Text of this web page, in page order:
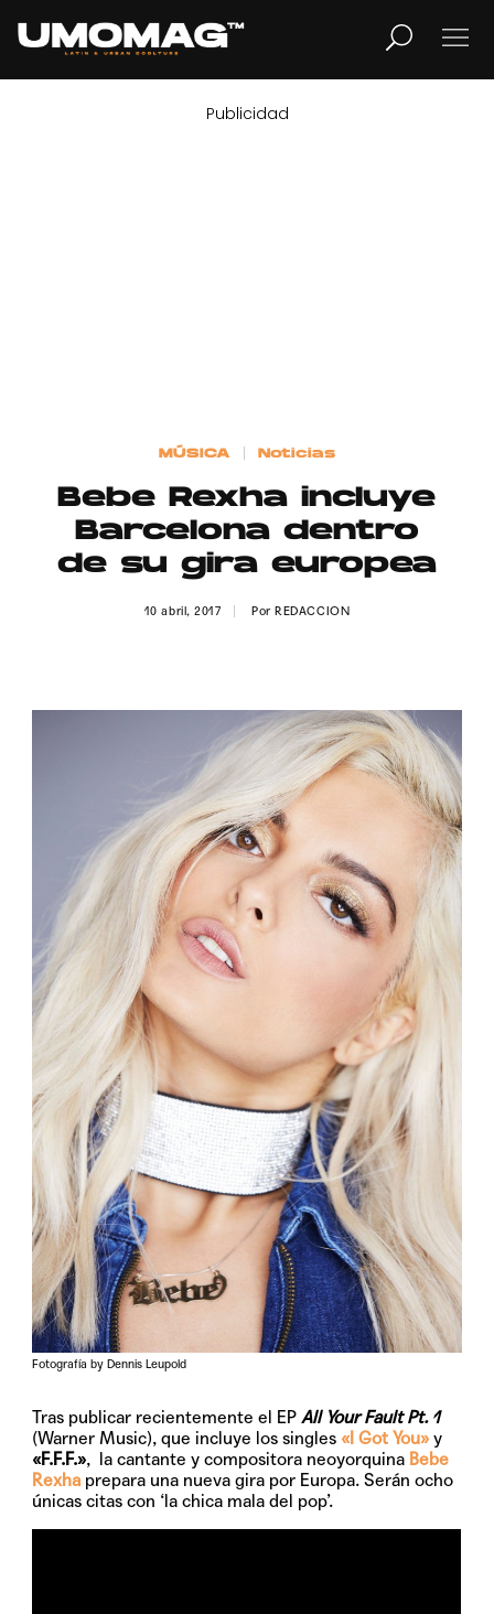
LIFESTYLE
Contacto
Publicidad
MÚSICA Noticias
Bebe Rexha incluye
Barcelona dentro
de su gira europea
10 abril, 2017 PorREDACCION
Fotografía by Dennis Leupold
Tras publicar recientemente el EPAll Your Fault Pt. 1
(Warner Music), que incluye los singles «I Got You» y
«F.F.F.», la cantante y compositora neoyorquina Bebe
Rexha prepara una nueva gira por Europa. Serán ocho
únicas citas con ‘la chica mala del pop’.